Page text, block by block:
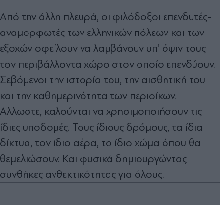
Από την άλλη πλευρά, οι φιλόδοξοι επενδυτές-
αναµορφωτές των ελληνικών πόλεων και των
εξοχών οφείλουν να λαµβάνουν υπ’ όψιν τους
τον περιβάλλοντα χώρο στον οποίο επενδύουν.
Σεβόµενοι την ιστορία του, την αισθητική του
και την καθηµερινότητα των περιοίκων.
Αλλωστε, καλούνται να χρησιµοποιήσουν τις
ίδιες υποδοµές. Τους ίδιους δρόµους, τα ίδια
δίκτυα, τον ίδιο αέρα, το ίδιο χώµα όπου θα
θεµελιώσουν. Και φυσικά δηµιουργώντας
συνθήκες ανθεκτικότητας για όλους.